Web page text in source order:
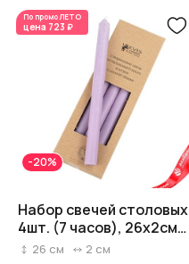
По промоЛЕТО
цена 723 ₽
-20%
Набор свечей столовых
4шт. (7 часов), 26х2см,
сиреневый
26 см 2 см